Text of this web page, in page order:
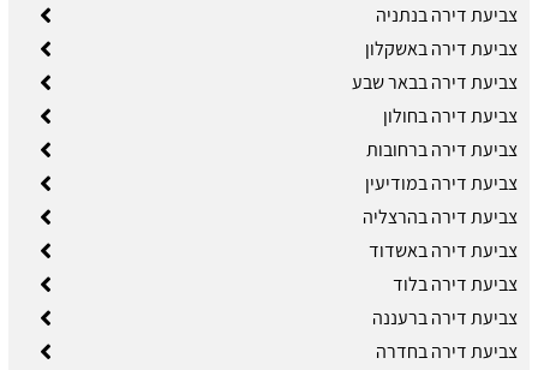
צביעת דירה בנתניה
צביעת דירה באשקלון
צביעת דירה בבאר שבע
צביעת דירה בחולון
צביעת דירה ברחובות
צביעת דירה במודיעין
צביעת דירה בהרצליה
צביעת דירה באשדוד
צביעת דירה בלוד
צביעת דירה ברעננה
צביעת דירה בחדרה